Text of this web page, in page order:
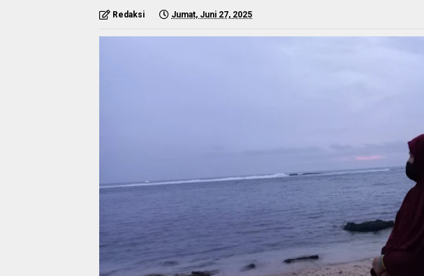
Redaksi Jumat, Juni 27, 2025